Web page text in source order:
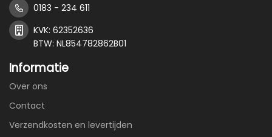
0183 - 234 611
KVK: 62352636
BTW: NL854782862B01
Informatie
Over ons
Contact
Verzendkosten en levertijden